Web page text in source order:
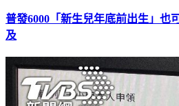
普發6000「新生兒年底前出生」也
及